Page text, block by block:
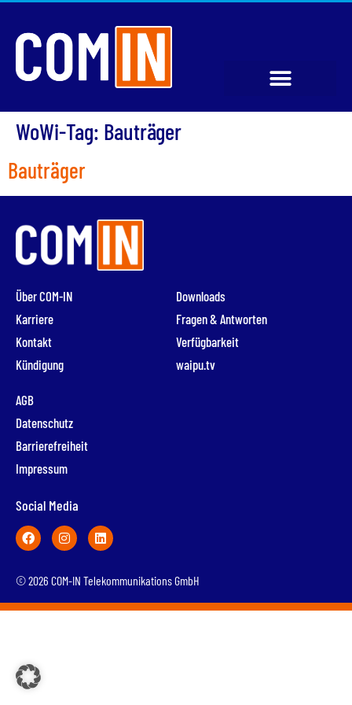
WoWi-Tag: Bauträger
Bauträger
Über COM-IN
Karriere
Kontakt
Kündigung
Downloads
Fragen & Antworten
Verfügbarkeit
waipu.tv
AGB
Datenschutz
Barrierefreiheit
Impressum
Social Media
© 2026 COM-IN Telekommunikations GmbH